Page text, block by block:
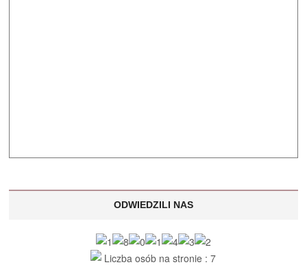
ODWIEDZILI NAS
Liczba osób na stronie : 7